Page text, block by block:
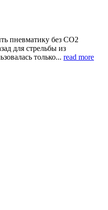
пневматику без CO2
для стрельбы из
только... read more